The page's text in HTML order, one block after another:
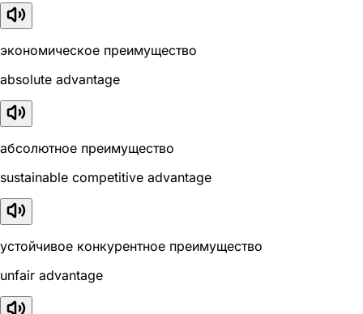
экономическое преимущество
absolute advantage
абсолютное преимущество
sustainable competitive advantage
устойчивое конкурентное преимущество
unfair advantage